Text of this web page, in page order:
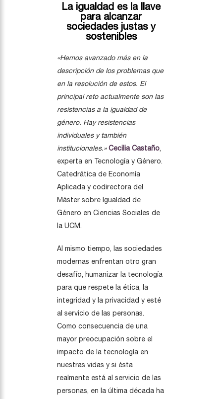
La igualdad es la llave
para alcanzar
sociedades justas y
sostenibles
«Hemos avanzado más en la
descripción de los problemas que
en la resolución de estos. El
principal reto actualmente son las
resistencias a la igualdad de
género. Hay resistencias
individuales y también
institucionales.»Cecilia Castaño,
experta en Tecnología y Género.
Catedrática de Economía
Aplicada y codirectora del
Máster sobre Igualdad de
Género en Ciencias Sociales de
la UCM.
Al mismo tiempo, las sociedades
modernas enfrentan otro gran
desafío, humanizar la tecnología
para que respete la ética, la
integridad y la privacidad y esté
al servicio de las personas.
Como consecuencia de una
mayor preocupación sobre el
impacto de la tecnología en
nuestras vidas y si ésta
realmente está al servicio de las
personas, en la última década ha